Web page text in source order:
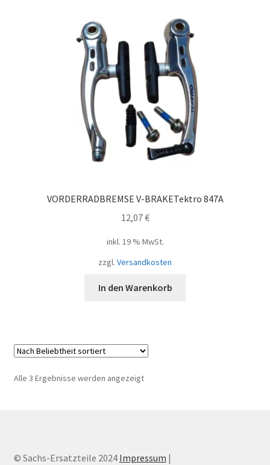
VORDERRADBREMSE V-BRAKETektro 847A
12,07€
inkl. 19 % MwSt.
zzgl. Versandkosten
In den Warenkorb
Alle 3 Ergebnisse werden angezeigtNach
© Sachs-Ersatzteile 2024 Impressum |